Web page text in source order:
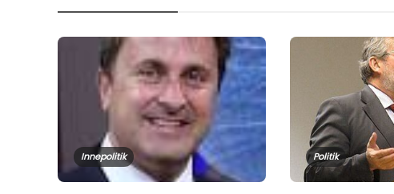
Innepolitik Politik